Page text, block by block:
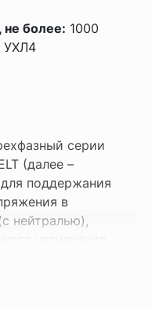
не более: 1000
УХЛ4
серии
(далее –
поддержания
в
нейтралью),
сетевого